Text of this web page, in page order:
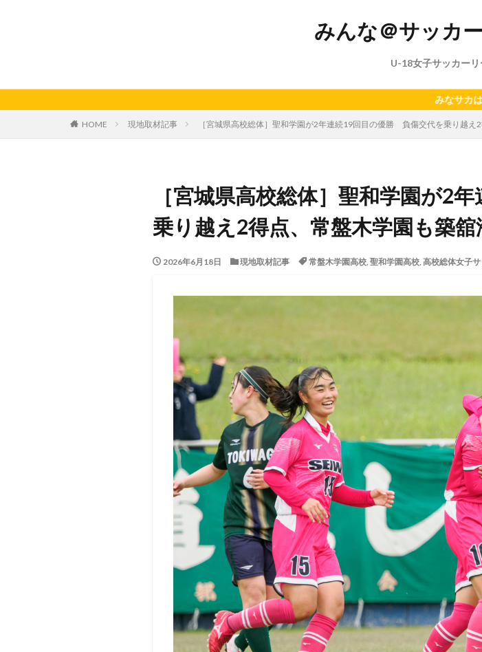
みんな＠サッカ
U-18女子サッカー
みなサカは、女子サッカーの試合レ
HOME 現地取材記事 ［宮城県高校総体］聖和学園が2年連続19回目の優勝 負傷交代を乗り越え
［宮城県高校総体］聖和学園が2
乗り越え2得点、常盤木学園も築
2026年6月18日 現地取材記事 常盤木学園高校, 聖和学園高校, 高校総体女子